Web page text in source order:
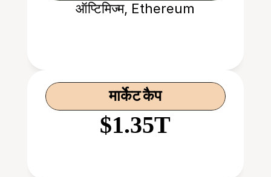
ऑप्टिमिज्म, Ethereum
मार्केट कैप
$1.35T